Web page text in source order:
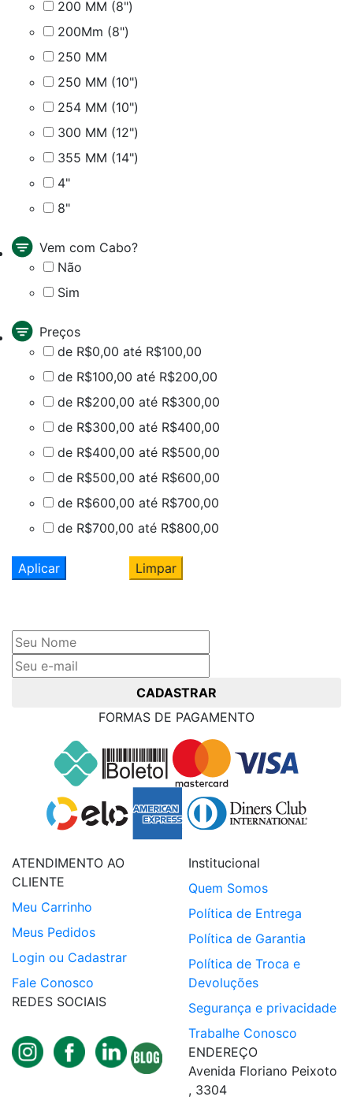
200 MM (8")
200Mm (8")
250 MM
250 MM (10")
254 MM (10")
300 MM (12")
355 MM (14")
4"
8"
Vem com Cabo?
Não
Sim
Preços
de R$0,00 até R$100,00
de R$100,00 até R$200,00
de R$200,00 até R$300,00
de R$300,00 até R$400,00
de R$400,00 até R$500,00
de R$500,00 até R$600,00
de R$600,00 até R$700,00
de R$700,00 até R$800,00
Aplicar Limpar
CADASTRAR
FORMAS DE PAGAMENTO
ATENDIMENTO AO
CLIENTE
Meu Carrinho
Meus Pedidos
Login ou Cadastrar
Fale Conosco
REDES SOCIAIS
Institucional
Quem Somos
Política de Entrega
Política de Garantia
Política de Troca e
Devoluções
Segurança e privacidade
Trabalhe Conosco
ENDEREÇO
Avenida Floriano Peixoto
, 3304